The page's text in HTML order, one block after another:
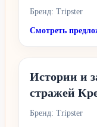
Бренд: Tripster
Смотреть
Истории и
стражей
Бренд: Tripster